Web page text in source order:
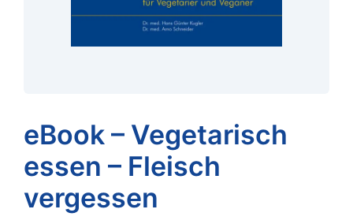
eBook – Vegetarisch
essen – Fleisch
vergessen